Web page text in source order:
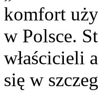
komfort
w Polsce.
właścicieli
się w